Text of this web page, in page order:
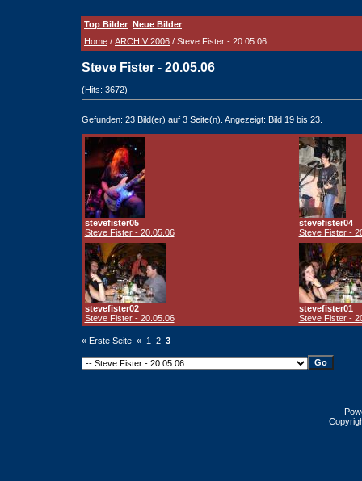
Top Bilder Neue Bilder
Home / ARCHIV 2006 / Steve Fister - 20.05.06
Steve Fister - 20.05.06
(Hits: 3672)
Gefunden: 23 Bild(er) auf 3 Seite(n). Angezeigt: Bild 19 bis 23.
stevefister05
Steve Fister - 20.05.06
stevefister04
Steve Fister -
stevefister02
Steve Fister - 20.05.06
stevefister01
Steve Fister -
« Erste Seite « 1 2 3